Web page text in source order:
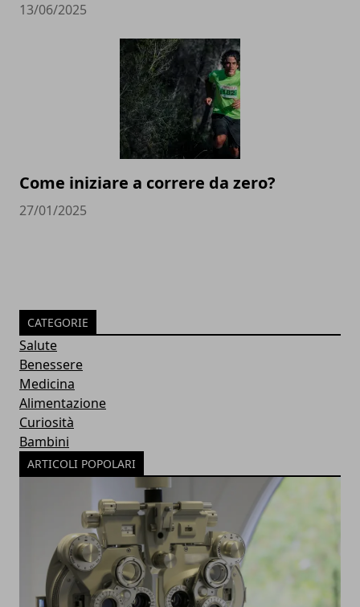
13/06/2025
Come iniziare a correre da zero?
27/01/2025
CATEGORIE
Salute
Benessere
Medicina
Alimentazione
Curiosità
Bambini
ARTICOLI POPOLARI